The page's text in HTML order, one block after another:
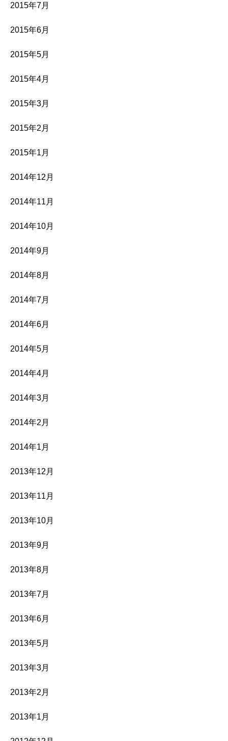
2015年7月
2015年6月
2015年5月
2015年4月
2015年3月
2015年2月
2015年1月
2014年12月
2014年11月
2014年10月
2014年9月
2014年8月
2014年7月
2014年6月
2014年5月
2014年4月
2014年3月
2014年2月
2014年1月
2013年12月
2013年11月
2013年10月
2013年9月
2013年8月
2013年7月
2013年6月
2013年5月
2013年3月
2013年2月
2013年1月